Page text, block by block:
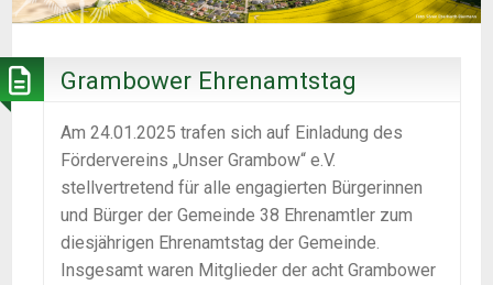
Grambower Ehrenamtstag
Am 24.01.2025 trafen sich auf Einladung des
Fördervereins „Unser Grambow“ e.V.
stellvertretend für alle engagierten Bürgerinnen
und Bürger der Gemeinde 38 Ehrenamtler zum
diesjährigen Ehrenamtstag der Gemeinde.
Insgesamt waren Mitglieder der acht Grambower